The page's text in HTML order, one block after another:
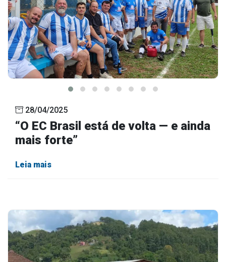
28/04/2025
“O EC Brasil está de volta — e ainda
mais forte”
Leia mais